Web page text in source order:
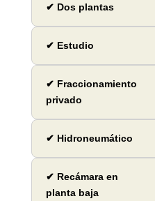
✔ Dos plantas
✔ Estudio
✔ Fraccionamiento
privado
✔ Hidroneumático
✔ Recámara en
planta baja